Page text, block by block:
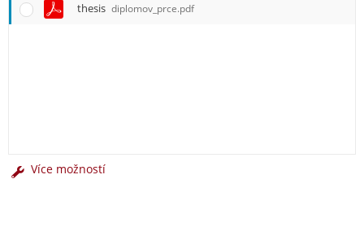
thesis diplomov_prce.pdf
Více možností